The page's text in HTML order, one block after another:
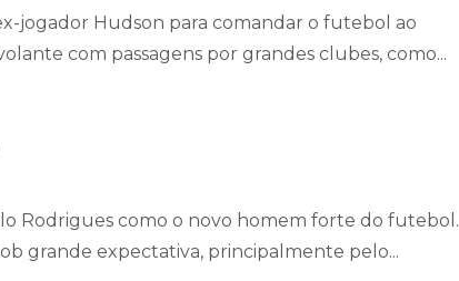
jogador Hudson para comandar o futebol ao
com passagens por grandes clubes, como...
Rodrigues como o novo homem forte do futebol.
grande expectativa, principalmente pelo...